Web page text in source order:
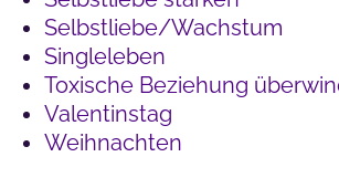
Selbstliebe/Wachstum
Singleleben
Toxische Beziehung
Valentinstag
Weihnachten